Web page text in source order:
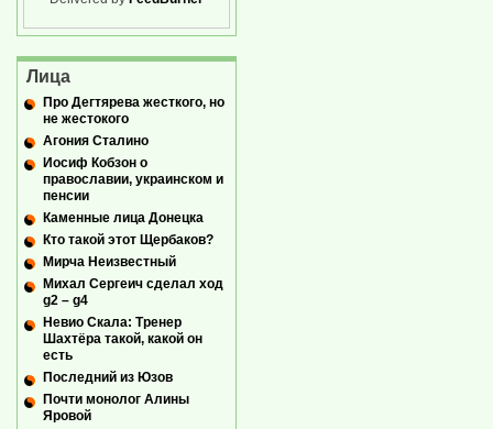
Лица
Про Дегтярева жесткого, но
не жестокого
Агония Сталино
Иосиф Кобзон о
православии, украинском и
пенсии
Каменные лица Донецка
Кто такой этот Щербаков?
Мирча Неизвестный
Михал Сергеич сделал ход
g2 – g4
Невио Скала: Тренер
Шахтёра такой, какой он
есть
Последний из Юзов
Почти монолог Алины
Яровой